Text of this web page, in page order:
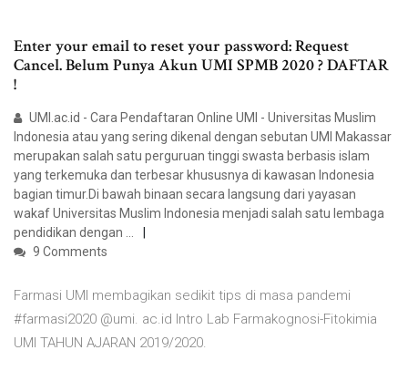
Enter your email to reset your password: Request
Cancel. Belum Punya Akun UMI SPMB 2020 ? DAFTAR
!
UMI.ac.id - Cara Pendaftaran Online UMI - Universitas Muslim
Indonesia atau yang sering dikenal dengan sebutan UMI Makassar
merupakan salah satu perguruan tinggi swasta berbasis islam
yang terkemuka dan terbesar khususnya di kawasan Indonesia
bagian timur.Di bawah binaan secara langsung dari yayasan
wakaf Universitas Muslim Indonesia menjadi salah satu lembaga
pendidikan dengan …
9 Comments
Farmasi UMI membagikan sedikit tips di masa pandemi
#farmasi2020 @umi. ac.id Intro Lab Farmakognosi-Fitokimia
UMI TAHUN AJARAN 2019/2020.